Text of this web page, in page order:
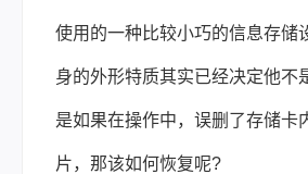
载 |
使用的一种比较小巧的信息存储
身的外形特质其实已经决定他不
是如果在操作中，误删了存储卡
片，那该如何恢复呢?